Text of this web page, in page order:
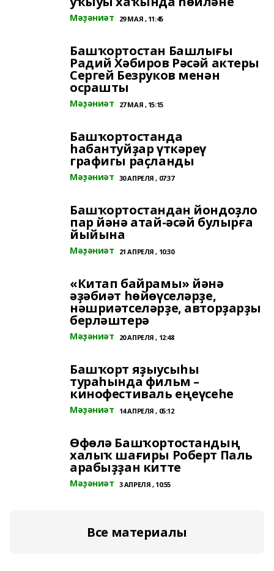
Мәҙәниәт 29 МАЯ , 11:45
Башҡортостан Башлығы
Радий Хәбиров Рәсәй актеры
Сергей Безруков менән
осрашты
Мәҙәниәт 27 МАЯ , 15:15
Башҡортостанда
һабантуйҙар үткәреү
графигы раҫланды
Мәҙәниәт 30 АПРЕЛЯ , 07:37
Башҡортостандан йондоҙло
пар йәнә атай-әсәй булырға
йыйына
Мәҙәниәт 21 АПРЕЛЯ , 10:30
«Китап байрамы» йәнә
әҙәбиәт һөйөүселәрҙе,
нәшриәтселәрҙе, авторҙарҙы
берләштерә
Мәҙәниәт 20 АПРЕЛЯ , 12:48
Башҡорт яҙыусыһы
тураһында фильм –
кинофестиваль еңеүсеһе
Мәҙәниәт 14 АПРЕЛЯ , 05:12
Өфөлә Башҡортостандың
халыҡ шағиры Роберт Паль
арабыҙҙан китте
Мәҙәниәт 3 АПРЕЛЯ , 10:55
Все материалы